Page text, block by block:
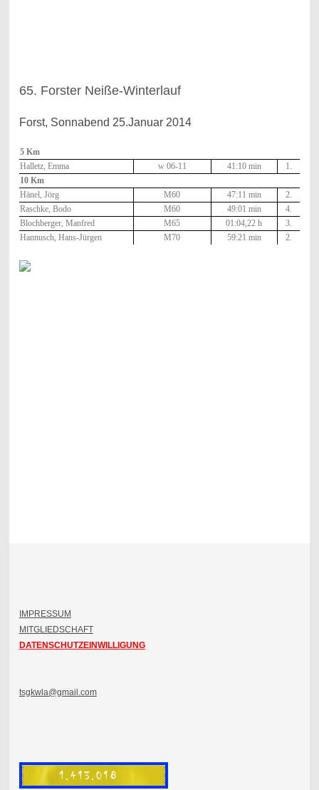
65. Forster Neiße-Winterlauf
Forst, Sonnabend 25.Januar 2014
5 Km
Halletz, Emma
w 06-11 41:10 min
1.
10 Km
Hänel, Jörg
M60 47:11 min
2.
Raschke, Bodo
M60 49:01 min
4.
Blochberger, Manfred
M65 01:04,22 h
3.
Hannusch, Hans-Jürgen
M70 59:21 min 2.
IMPRESSUM
MITGLIEDSCHAFT
DATENSCHUTZEINWILLIGUNG
tsgkwla@gmail.com